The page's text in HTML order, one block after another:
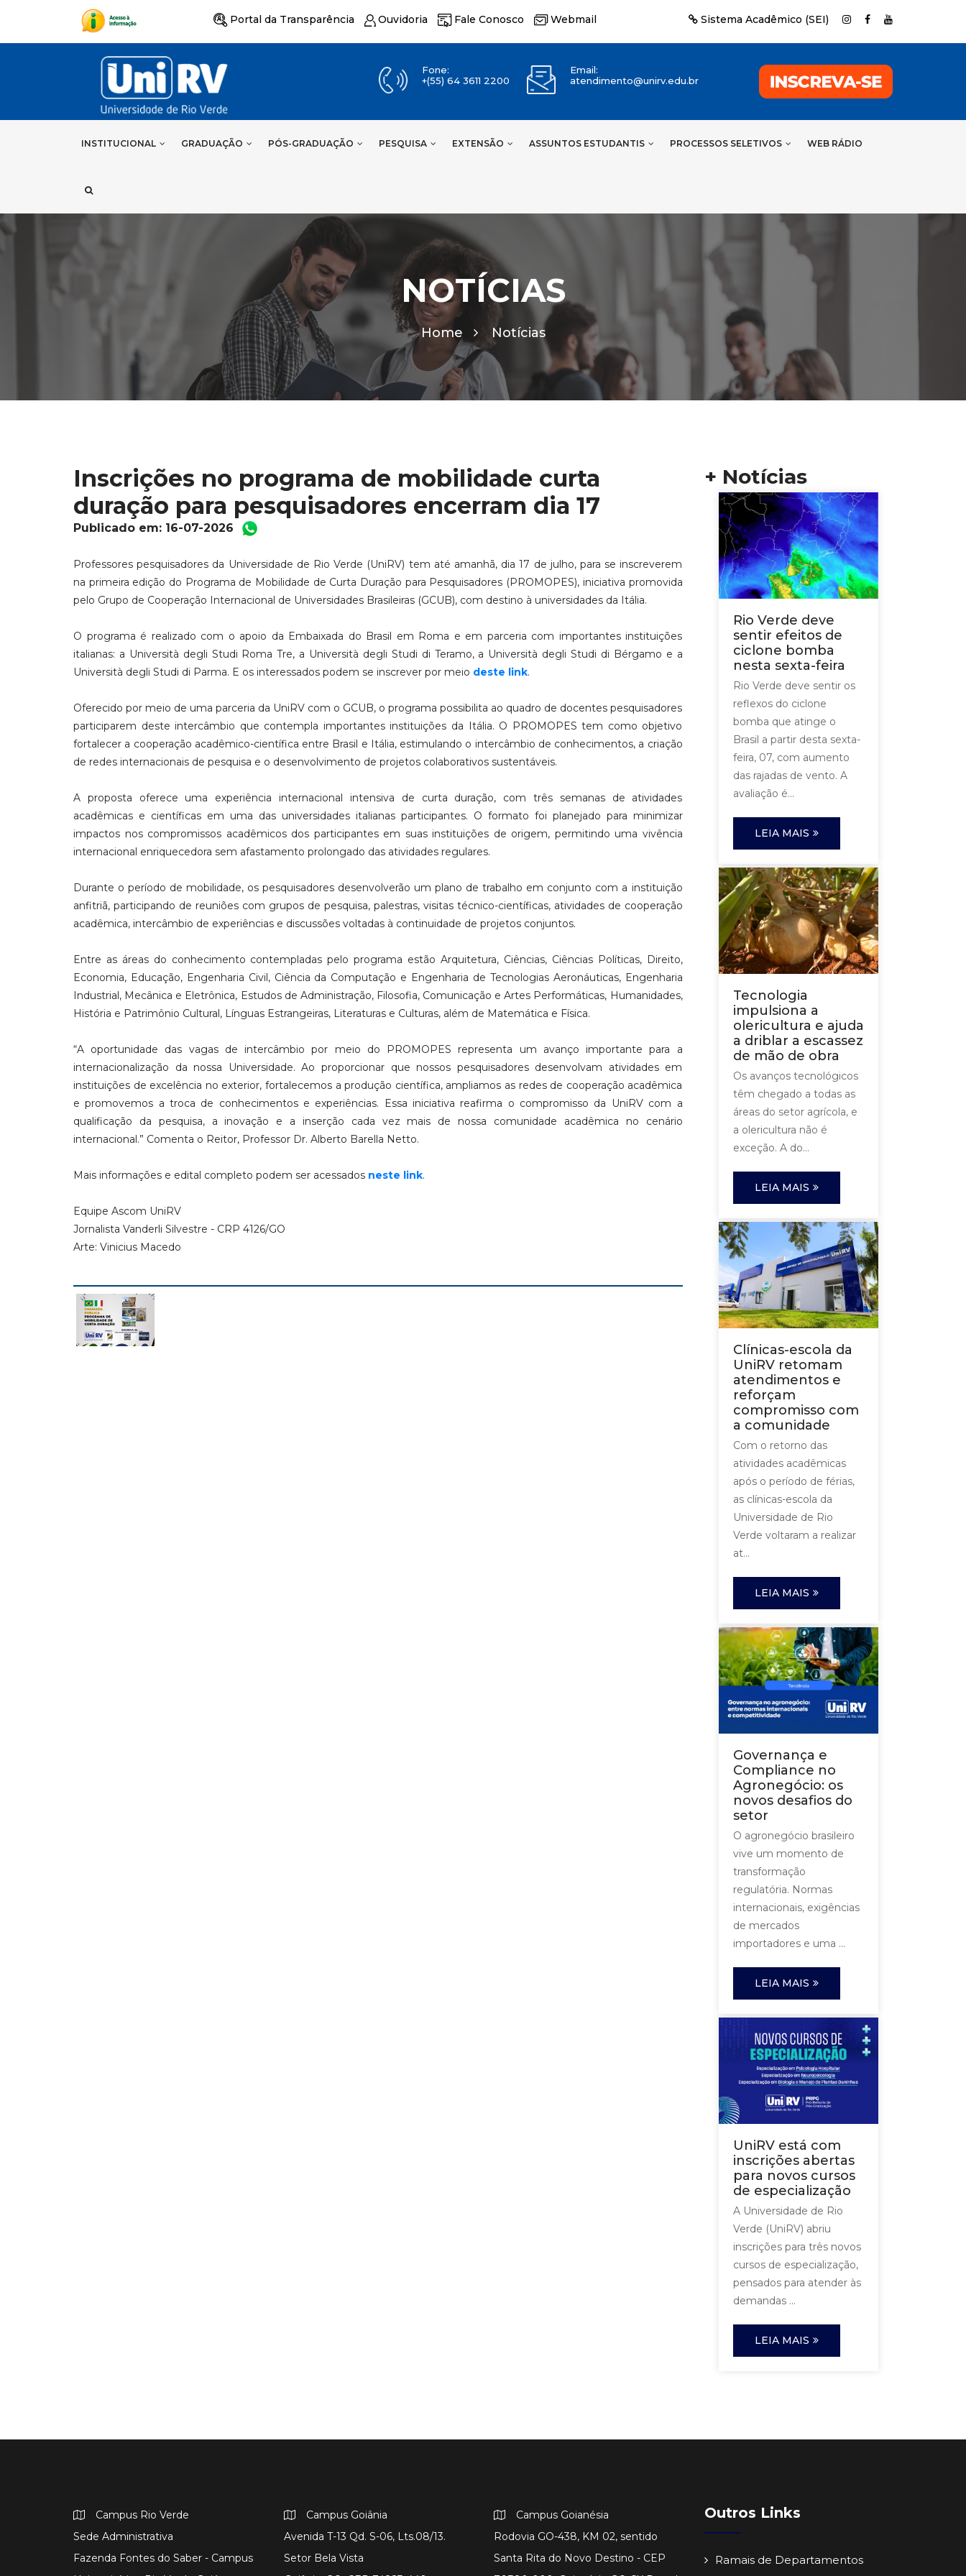
Portal da Transparência Ouvidoria Fale Conosco Webmail Sistema Acadêmico (SEI)
Fone:
+(55) 64 3611 2200
Email:
atendimento@unirv.edu.br
INSTITUCIONAL GRADUAÇÃO PÓS-GRADUAÇÃO PESQUISA EXTENSÃO ASSUNTOS ESTUDANTIS PROCESSOS SELETIVOS WEB RÁDIO
NOTÍCIAS
Home Notícias
Inscrições no programa de mobilidade curta
duração para pesquisadores encerram dia 17
Publicado em: 16-07-2026
Professores pesquisadores da Universidade de Rio Verde (UniRV) tem até amanhã, dia 17 de julho, para se inscreverem
na primeira edição do Programa de Mobilidade de Curta Duração para Pesquisadores (PROMOPES), iniciativa promovida
pelo Grupo de Cooperação Internacional de Universidades Brasileiras (GCUB), com destino à universidades da Itália.
O programa é realizado com o apoio da Embaixada do Brasil em Roma e em parceria com importantes instituições
italianas: a Università degli Studi Roma Tre, a Università degli Studi di Teramo, a Università degli Studi di Bérgamo e a
Università degli Studi di Parma. E os interessados podem se inscrever por meio deste link.
Oferecido por meio de uma parceria da UniRV com o GCUB, o programa possibilita ao quadro de docentes pesquisadores
participarem deste intercâmbio que contempla importantes instituições da Itália. O PROMOPES tem como objetivo
fortalecer a cooperação acadêmico-científica entre Brasil e Itália, estimulando o intercâmbio de conhecimentos, a criação
de redes internacionais de pesquisa e o desenvolvimento de projetos colaborativos sustentáveis.
A proposta oferece uma experiência internacional intensiva de curta duração, com três semanas de atividades
acadêmicas e científicas em uma das universidades italianas participantes. O formato foi planejado para minimizar
impactos nos compromissos acadêmicos dos participantes em suas instituições de origem, permitindo uma vivência
internacional enriquecedora sem afastamento prolongado das atividades regulares.
Durante o período de mobilidade, os pesquisadores desenvolverão um plano de trabalho em conjunto com a instituição
anfitriã, participando de reuniões com grupos de pesquisa, palestras, visitas técnico-científicas, atividades de cooperação
acadêmica, intercâmbio de experiências e discussões voltadas à continuidade de projetos conjuntos.
Entre as áreas do conhecimento contempladas pelo programa estão Arquitetura, Ciências, Ciências Políticas, Direito,
Economia, Educação, Engenharia Civil, Ciência da Computação e Engenharia de Tecnologias Aeronáuticas, Engenharia
Industrial, Mecânica e Eletrônica, Estudos de Administração, Filosofia, Comunicação e Artes Performáticas, Humanidades,
História e Patrimônio Cultural, Línguas Estrangeiras, Literaturas e Culturas, além de Matemática e Física.
“A oportunidade das vagas de intercâmbio por meio do PROMOPES representa um avanço importante para a
internacionalização da nossa Universidade. Ao proporcionar que nossos pesquisadores desenvolvam atividades em
instituições de excelência no exterior, fortalecemos a produção científica, ampliamos as redes de cooperação acadêmica
e promovemos a troca de conhecimentos e experiências. Essa iniciativa reafirma o compromisso da UniRV com a
qualificação da pesquisa, a inovação e a inserção cada vez mais de nossa comunidade acadêmica no cenário
internacional.” Comenta o Reitor, Professor Dr. Alberto Barella Netto.
Mais informações e edital completo podem ser acessados neste link.
Equipe Ascom UniRV
Jornalista Vanderli Silvestre - CRP 4126/GO
Arte: Vinicius Macedo
+ Notícias
Rio Verde deve
sentir efeitos de
ciclone bomba
nesta sexta-feira
Rio Verde deve sentir os
reflexos do ciclone
bomba que atinge o
Brasil a partir desta sexta-
feira, 07, com aumento
das rajadas de vento. A
avaliação é...
LEIA MAIS
Tecnologia
impulsiona a
olericultura e ajuda
a driblar a escassez
de mão de obra
Os avanços tecnológicos
têm chegado a todas as
áreas do setor agrícola, e
a olericultura não é
exceção. A do...
LEIA MAIS
Clínicas-escola da
UniRV retomam
atendimentos e
reforçam
compromisso com
a comunidade
Com o retorno das
atividades acadêmicas
após o período de férias,
as clínicas-escola da
Universidade de Rio
Verde voltaram a realizar
at...
LEIA MAIS
Governança e
Compliance no
Agronegócio: os
novos desafios do
setor
O agronegócio brasileiro
vive um momento de
transformação
regulatória. Normas
internacionais, exigências
de mercados
importadores e uma ...
LEIA MAIS
UniRV está com
inscrições abertas
para novos cursos
de especialização
A Universidade de Rio
Verde (UniRV) abriu
inscrições para três novos
cursos de especialização,
pensados para atender às
demandas ...
LEIA MAIS
Campus Rio Verde
Sede Administrativa
Fazenda Fontes do Saber - Campus
Campus Goiânia
Avenida T-13 Qd. S-06, Lts.08/13.
Setor Bela Vista
Campus Goianésia
Rodovia GO-438, KM 02, sentido
Santa Rita do Novo Destino - CEP
Outros Links
Ramais de Departamentos